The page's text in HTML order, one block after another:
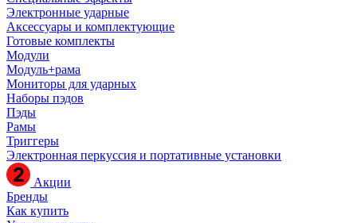
Электронные ударные
Аксессуары и комплектующие
Готовые комплекты
Модули
Модуль+рама
Мониторы для ударных
Наборы пэдов
Пэды
Рамы
Триггеры
Электронная перкуссия и портативные установки
Акции
Бренды
Как купить